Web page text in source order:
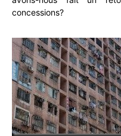
concessions?